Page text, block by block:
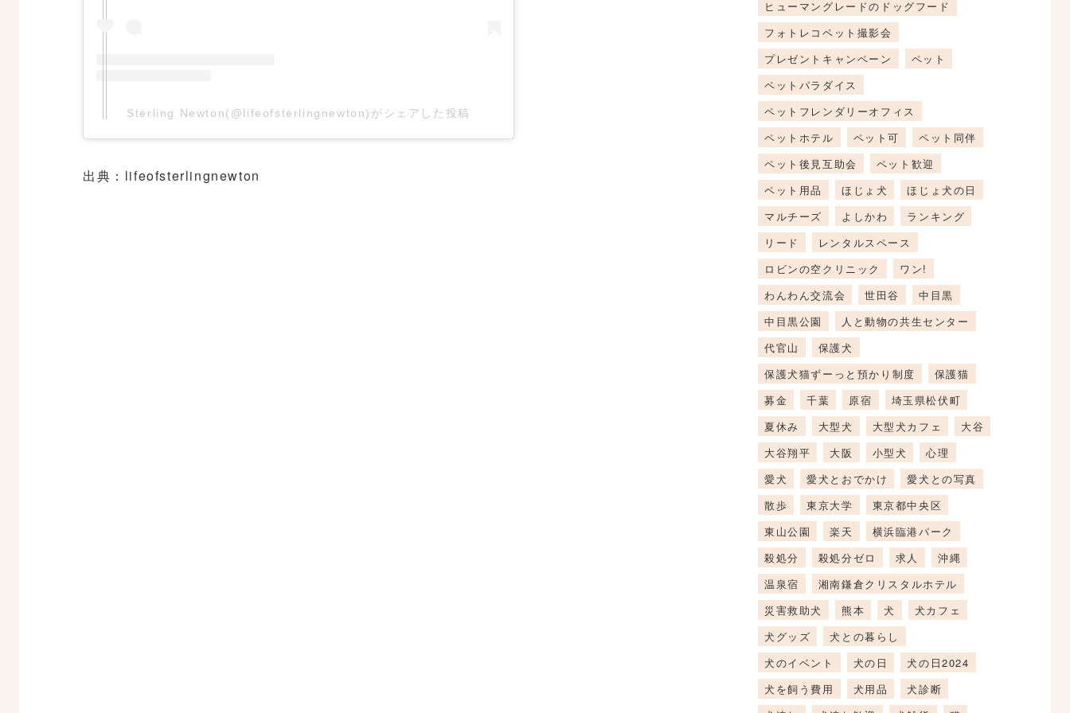
Sterling Newton(@lifeofsterlingnewton)がシェアした投稿
出典：lifeofsterlingnewton
ヒューマングレードのドッグフード
フォトレコペット撮影会
プレゼントキャンペーン
ペット
ペットパラダイス
ペットフレンダリーオフィス
ペットホテル
ペット可
ペット同伴
ペット後見互助会
ペット歓迎
ペット用品
ほじょ犬
ほじょ犬の日
マルチーズ
よしかわ
ランキング
リード
レンタルスペース
ロビンの空クリニック
ワン!
わんわん交流会
世田谷
中目黒
中目黒公園
人と動物の共生センター
代官山
保護犬
保護犬猫ずーっと預かり制度
保護猫
募金
千葉 原宿
埼玉県松伏町
夏休み
大型犬 大型犬カフェ
大谷
大谷翔平
大阪 小型犬
心理
愛犬
愛犬とおでかけ
愛犬との写真
散歩
東京大学
東京都中央区
東山公園
楽天
横浜臨港パーク
殺処分
殺処分ゼロ 求人
沖縄
温泉宿
湘南鎌倉クリスタルホテル
災害救助犬
熊本 犬
犬カフェ
犬グッズ
犬との暮らし
犬のイベント
犬の日
犬の日2024
犬を飼う費用
犬用品
犬診断